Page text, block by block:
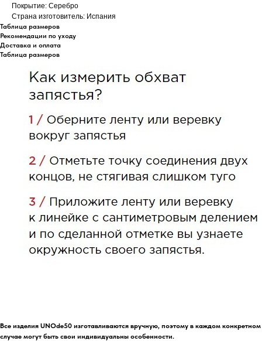
Покрытие: Серебро
Страна изготовитель: Испания
Таблица размеров
Рекомендации по уходу
Доставка и оплата
Таблица размеров
Все изделия UNOde50 изготавливаются вручную, поэтому в каждом конкретном
случае могут быть свои индивидуальны особенности.